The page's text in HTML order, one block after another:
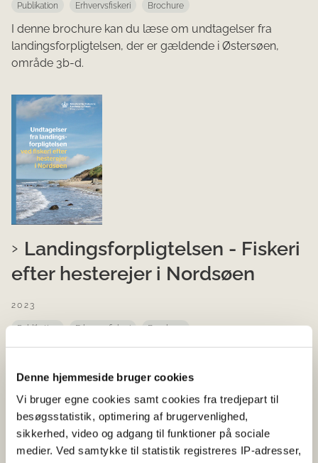
Denne hjemmeside bruger cookies
Vi bruger egne cookies samt cookies fra tredjepart til
besøgsstatistik, optimering af brugervenlighed,
sikkerhed, video og adgang til funktioner på sociale
medier. Ved samtykke til statistik registreres IP-adresser,
Publikation Erhvervsfiskeri Brochure
I denne brochure kan du læse om undtagelser fra
landingsforpligtelsen, der er gældende i Østersøen,
område 3b-d.
Landingsforpligtelsen - Fiskeri
efter hesterejer i Nordsøen
2023
Publikation Erhvervsfiskeri Brochure
I denne brochure kan du læse om undtagelser fra
EU-farvande i Nordsøen, Skagerrak og Kattegat.